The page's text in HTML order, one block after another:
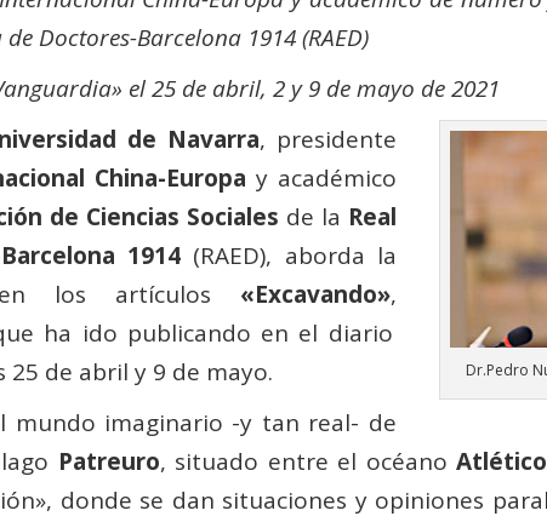
Doctores-Barcelona 1914 (RAED)
el 25 de abril, 2 y 9 de mayo de 2021
Dr.Pedro
de Navarra, presidente
China-Europa y académico
de Ciencias Sociales de la Real
1914 (RAED), aborda la
los artículos «Excavando»,
ha ido publicando en el diario
25 de abril y 9 de mayo.
mundo imaginario -y tan real- de
Patreuro, situado entre el océanoAtlético
donde se dan situaciones y opiniones